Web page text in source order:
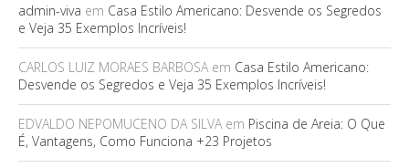
admin-viva em Casa Estilo Americano: Desvende os Segredos
e Veja 35 Exemplos Incríveis!
CARLOS LUIZ MORAES BARBOSAem Casa Estilo Americano:
Desvende os Segredos e Veja 35 Exemplos Incríveis!
EDVALDO NEPOMUCENO DA SILVAem Piscina de Areia: O Que
É, Vantagens, Como Funciona +23 Projetos